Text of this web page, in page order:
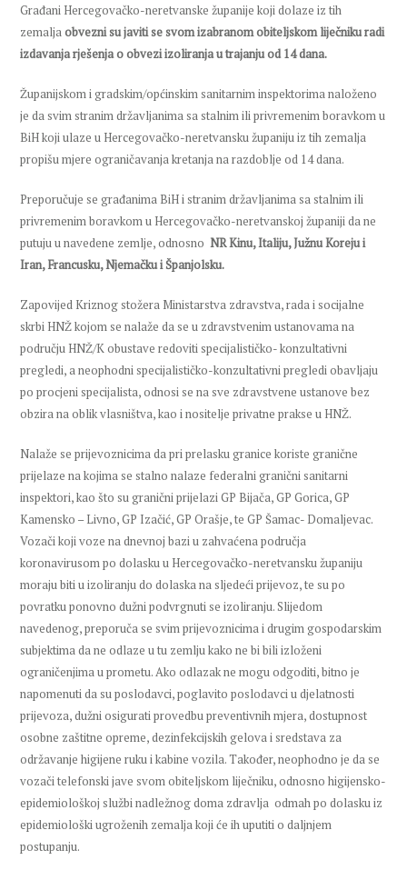
Građani Hercegovačko-neretvanske županije koji dolaze iz tih
zemaljaobvezni su javiti se svom izabranom obiteljskom liječniku radi
izdavanja rješenja o obvezi izoliranja u trajanju od 14 dana.
Županijskom i gradskim/općinskim sanitarnim inspektorima naloženo
je da svim stranim državljanima sa stalnim ili privremenim boravkom u
BiH koji ulaze u Hercegovačko-neretvansku županiju iz tih zemalja
propišu mjere ograničavanja kretanja na razdoblje od 14 dana.
Preporučuje se građanima BiH i stranim državljanima sa stalnim ili
privremenim boravkom u Hercegovačko-neretvanskoj županiji da ne
putuju u navedene zemlje, odnosnoNR Kinu, Italiju, Južnu Koreju i
Iran, Francusku, Njemačku i Španjolsku.
Zapovijed Kriznog stožera Ministarstva zdravstva, rada i socijalne
skrbi HNŽ kojom se nalaže da se u zdravstvenim ustanovama na
području HNŽ/K obustave redoviti specijalističko- konzultativni
pregledi, a neophodni specijalističko-konzultativni pregledi obavljaju
po procjeni specijalista, odnosi se na sve zdravstvene ustanove bez
obzira na oblik vlasništva, kao i nositelje privatne prakse u HNŽ.
Nalaže se prijevoznicima da pri prelasku granice koriste granične
prijelaze na kojima se stalno nalaze federalni granični sanitarni
inspektori, kao što su granični prijelazi GP Bijača, GP Gorica, GP
Kamensko – Livno, GP Izačić, GP Orašje, te GP Šamac- Domaljevac.
Vozači koji voze na dnevnoj bazi u zahvaćena područja
koronavirusom po dolasku u Hercegovačko-neretvansku županiju
moraju biti u izoliranju do dolaska na sljedeći prijevoz, te su po
povratku ponovno dužni podvrgnuti se izoliranju. Slijedom
navedenog, preporuča se svim prijevoznicima i drugim gospodarskim
subjektima da ne odlaze u tu zemlju kako ne bi bili izloženi
ograničenjima u prometu. Ako odlazak ne mogu odgoditi, bitno je
napomenuti da su poslodavci, poglavito poslodavci u djelatnosti
prijevoza, dužni osigurati provedbu preventivnih mjera, dostupnost
osobne zaštitne opreme, dezinfekcijskih gelova i sredstava za
održavanje higijene ruku i kabine vozila. Također, neophodno je da se
vozači telefonski jave svom obiteljskom liječniku, odnosno higijensko-
epidemiološkoj službi nadležnog doma zdravlja odmah po dolasku iz
epidemiološki ugroženih zemalja koji će ih uputiti o daljnjem
postupanju.